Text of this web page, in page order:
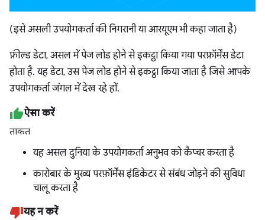
(इसे असली उपयोगकर्ता की निगरानी या आरयूएम भी कहा जाता है)
फ़ील्ड डेटा, असल में पेज लोड होने से इकट्ठा किया गया परफ़ॉर्मेंस डेटा
होता है. यह डेटा, उस पेज लोड होने से इकट्ठा किया जाता है जिसे आपके
उपयोगकर्ता जंगल में देख रहे हों.
ऐसा करें
ताकत
यह असल दुनिया के उपयोगकर्ता अनुभव को कैप्चर करता है
कारोबार के मुख्य परफ़ॉर्मेंस इंडिकेटर से संबंध जोड़ने की सुविधा
चालू करता है
यह न करें